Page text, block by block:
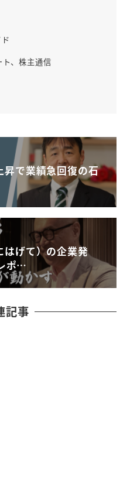
ト、株主通信
昇で業績急回復の石
はげて）の企業発
ポ…
記事